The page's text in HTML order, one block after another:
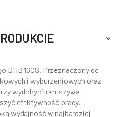
DHB 160S. Przeznaczony do
i wyburzeniowych oraz
wydobyciu kruszywa.
efektywność pracy,
wydajność w najbardziej